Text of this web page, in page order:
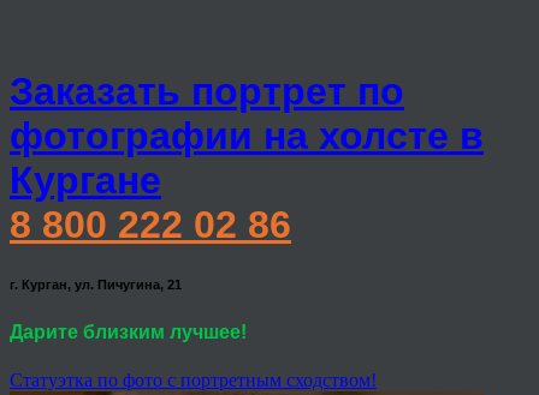
Заказать портрет по
фотографии на холсте в
Кургане
8 800 222 02 86
г. Курган, ул. Пичугина, 21
Дарите близким лучшее!
Статуэтка по фото с портретным сходством!